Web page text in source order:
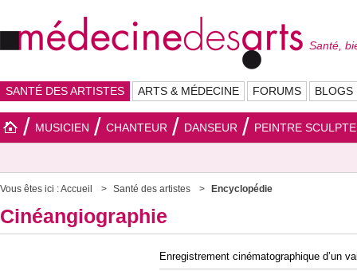
Santé,
SANTÉ DES ARTISTES ARTS & MÉDECINE FORUMS BLOGS
MUSICIEN CHANTEUR DANSEUR PEINTRE
Vous êtes ici :Accueil Santé des artistes Encyclopédie
Cinéangiographie
Enregistrement cinématographique d’un